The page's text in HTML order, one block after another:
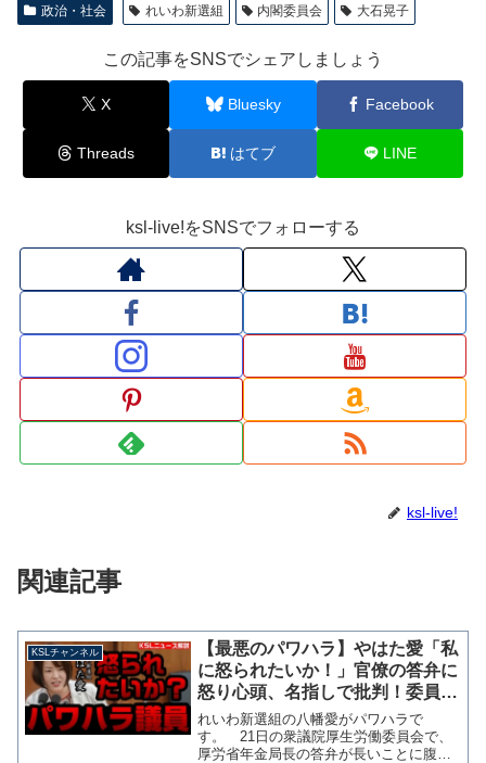
政治・社会 れいわ新選組 内閣委員会 大石晃子
この記事をSNSでシェアしましょう
X Bluesky Facebook
Threads はてブ LINE
ksl-live!をSNSでフォローする
ksl-live!
関連記事
KSLチャンネル
【最悪のパワハラ】やはた愛「私
に怒られたいか！」官僚の答弁に
怒り心頭、名指しで批判！委員長
はニタニタするだけ【KSLチャン
ネル】
れいわ新選組の八幡愛がパワハラで
す。 21日の衆議院厚生労働委員会で、
厚労省年金局長の答弁が長いことに腹を